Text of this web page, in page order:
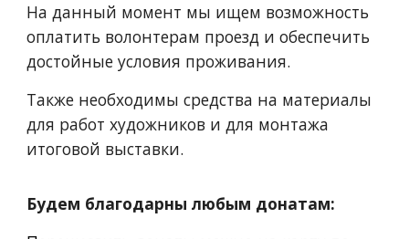
На данный момент мы ищем возможность
оплатить волонтерам проезд и обеспечить
достойные условия проживания.
Также необходимы средства на материалы
для работ художников и для монтажа
итоговой выставки.
Будем благодарны любым донатам: